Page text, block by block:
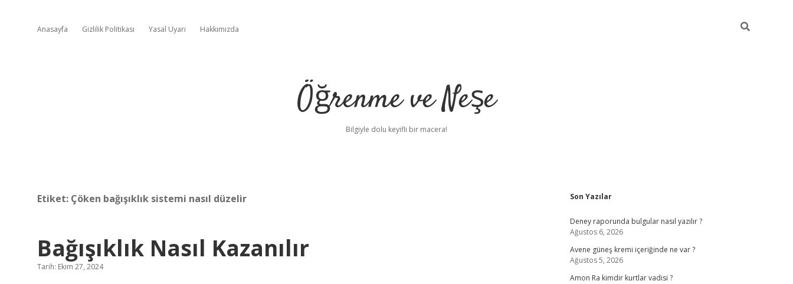
Anasayfa Gizlilik Politikası Yasal Uyarı Hakkımızda
Öğrenme ve Neşe
Bilgiyle dolu keyifli bir macera!
Etiket: Çöken bağışıklık sistemi nasıl düzelir
Bağışıklık Nasıl Kazanılır
Tarih: Ekim 27, 2024
Sidebar
Son Yazılar
Deney raporunda bulgular nasıl yazılır ?
Ağustos 6, 2026
Avene güneş kremi içeriğinde ne var ?
Ağustos 5, 2026
Amon Ra kimdir kurtlar vadisi ?